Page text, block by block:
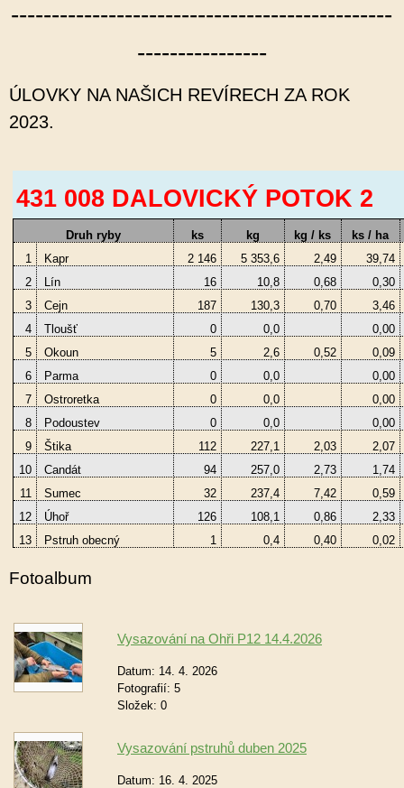
-----------------------------------------------
----------------
ÚLOVKY NA NAŠICH REVÍRECH ZA ROK
2023.
431 008 DALOVICKÝ
Druh ryby ks kg kg / ks
ks / ha
1
Kapr 2 146 5 353,6 2,49
39,74
2
Lín 16 10,8 0,68
0,30
3
Cejn 187 130,3 0,70
3,46
4
Tloušť 0 0,0
0,00
5
Okoun 5 2,6 0,52
0,09
6
Parma 0 0,0
0,00
7
Ostroretka 0 0,0
0,00
8
Podoustev 0 0,0
0,00
9
Štika 112 227,1 2,03
2,07
10
Candát 94 257,0 2,73
1,74
11
Sumec 32 237,4 7,42
0,59
12
Úhoř 126 108,1 0,86
2,33
13
Pstruh obecný 1 0,4 0,40 0,02
Fotoalbum
Vysazování na Ohři P12 14.4.2026
Datum: 14. 4. 2026
Fotografií: 5
Složek: 0
Vysazování pstruhů duben 2025
Datum: 16. 4. 2025